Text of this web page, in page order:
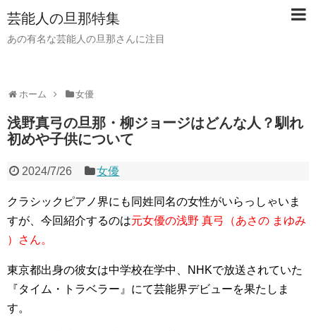
芸能人の旦那特集
あの有名な芸能人の旦那さんに注目
ホーム 女優
浅野真弓の旦那・柳ジョージはどんな人？馴れ
初めや子供について
2024/7/26 女優
クラシックピアノ界にも同姓同名の女性がいらっしゃいま
すが、今回紹介するのは元女優の浅野 真弓（あさの まゆみ
）さん。
東京都出身の彼女は中学校在学中、
NHKで放送されていた
『タイム・トラベラー』にて芸能界デビューを果たしま
す。